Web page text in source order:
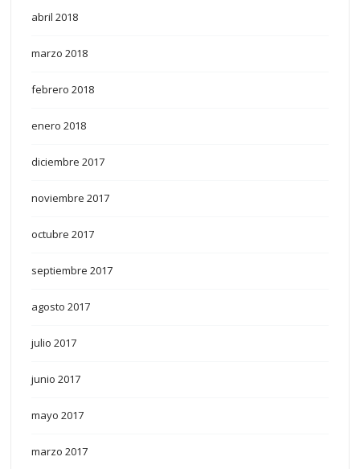
abril 2018
marzo 2018
febrero 2018
enero 2018
diciembre 2017
noviembre 2017
octubre 2017
septiembre 2017
agosto 2017
julio 2017
junio 2017
mayo 2017
marzo 2017